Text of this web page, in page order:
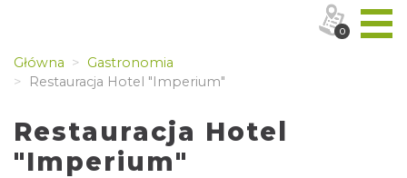
Główna
Gastronomia
Restauracja Hotel "Imperium"
Restauracja Hotel
"Imperium"
0